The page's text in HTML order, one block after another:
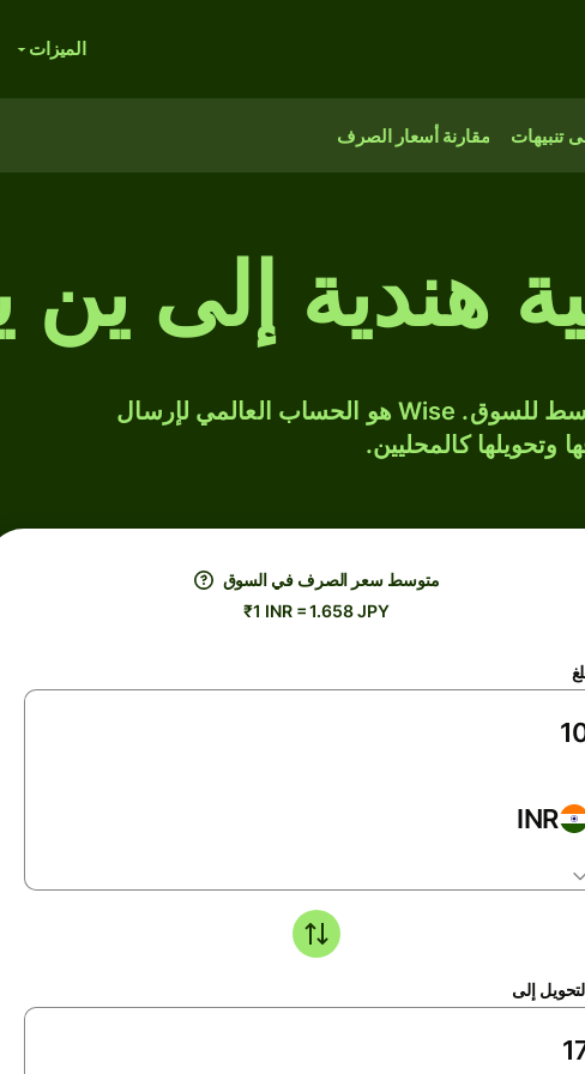
الميزات
تنبيهات مقارنة أسعار الصرف
حوّل INR إلى JPY بسعر الصرف المتوسط للسوق. Wise هو الحساب العالمي لإرسال
وتحويلها كالمحليين.
متوسط ​​سعر الصرف في السوق
₹1 INR = 1.658 JPY
INR
إلى